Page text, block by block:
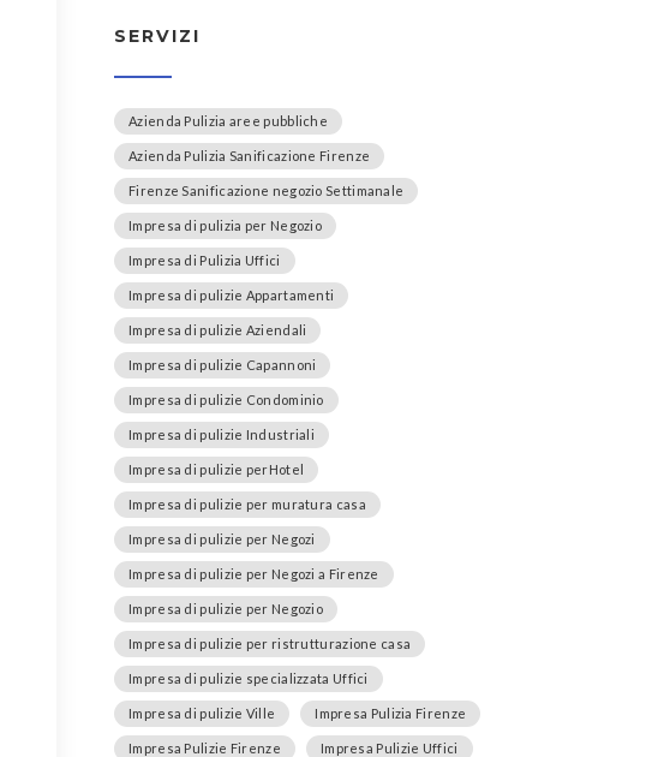
SERVIZI
Azienda Pulizia aree pubbliche
Azienda Pulizia Sanificazione Firenze
Firenze Sanificazione negozio Settimanale
Impresa di pulizia per Negozio
Impresa di Pulizia Uffici
Impresa di pulizie Appartamenti
Impresa di pulizie Aziendali
Impresa di pulizie Capannoni
Impresa di pulizie Condominio
Impresa di pulizie Industriali
Impresa di pulizie perHotel
Impresa di pulizie per muratura casa
Impresa di pulizie per Negozi
Impresa di pulizie per Negozi a Firenze
Impresa di pulizie per Negozio
Impresa di pulizie per ristrutturazione casa
Impresa di pulizie specializzata Uffici
Impresa di pulizie Ville Impresa Pulizia Firenze
Impresa Pulizie Firenze Impresa Pulizie Uffici